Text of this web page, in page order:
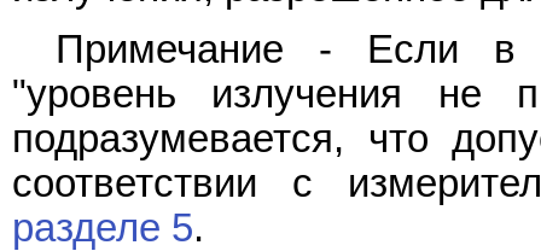
Примечание - Если в
"уровень излучения не
подразумевается, что
соответствии с
разделе 5.